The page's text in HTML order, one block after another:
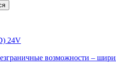
24V
возможности –